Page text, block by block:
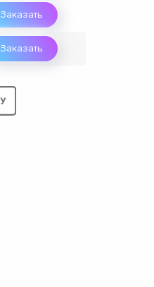
Заказать
Заказать